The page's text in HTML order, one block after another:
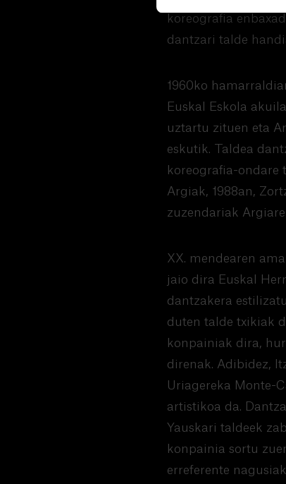
koreografia
dantzari talde
1960ko
Euskal Eskola
uztartu zituen eta
eskutik. Taldea
koreografia-ondare
Argiak, 1988an,
zuzendariak
XX. mendearen
jaio dira Euskal
dantzakera
duten talde txikiak
konpainiak dira,
direnak. Adibidez,
Uriagereka Monte-
artistikoa da.
Yauskari taldeek
konpainia sortu
erreferente